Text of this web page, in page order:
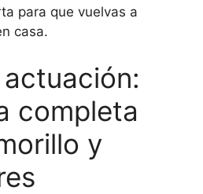
para que vuelvas a
casa.
completa
y